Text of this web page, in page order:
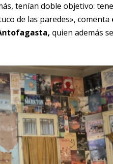
tenían doble objetivo:
de las paredes», comenta
quien además